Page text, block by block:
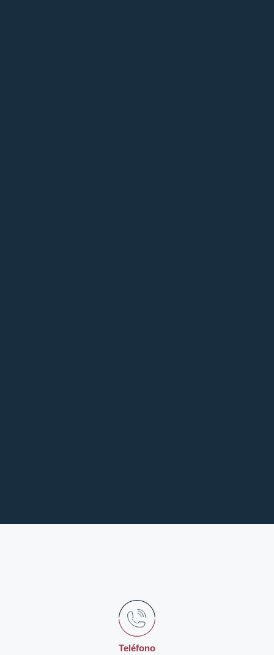
Teléfono